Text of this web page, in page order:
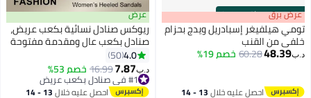
00m:00s
·باقي 100%
3
عرض برق
تومي هيلفيغر إسبادريل ويدج بحزام
خلفي من القنب
د.ب‏48.39
60.28خصم 19%
احصل عليه خلال 13 - 14
5
عرض
ريوكس صنادل نسائية بكعب عريض،
صنادل بكعب عال ومقدمة مفتوحة
للسيدات، صنادل عصرية بأشرطة
مرصعة بأحجار الراين، أحذية رومانية
خفيفة الوزن ومضادة للانزلاق
للسيدات بتصميم فم السمكة وجيب
4.0
50
د.ب‏7.87
16.99خصم 53%
#1 في صنادل بكعب عريض
#1 في صنادل بكعب عريض احصل عليه خلال 13 - 14